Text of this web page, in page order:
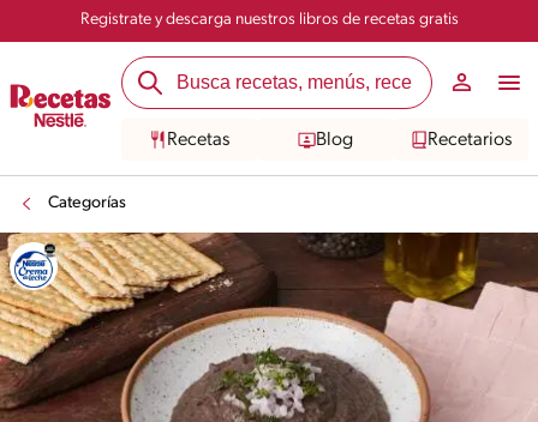
Registrate y descarga nuestros libros de recetas gratis
Recetas Blog Recetarios
Categorías